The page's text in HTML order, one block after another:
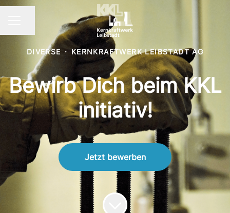
KARRIEREMENÜ
Seite teilen
DIVERSE · KERNKRAFTWERK LEIBSTADT AG
Bewirb Dich beim KKL
initiativ!
Jetzt bewerben